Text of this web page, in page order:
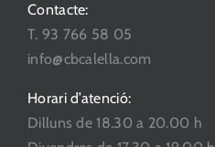
Contacte:
T. 93 766 58 05
info@cbcalella.com
Horari d’atenció:
Dilluns de 18.30 a 20.00 h